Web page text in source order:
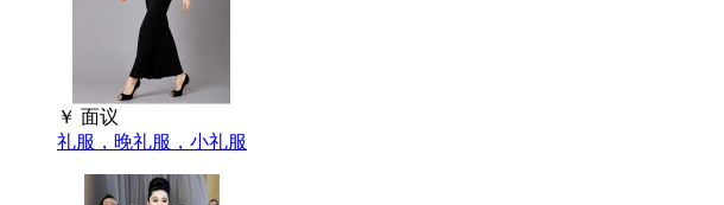
￥ 面议
礼服，晚礼服，小礼服